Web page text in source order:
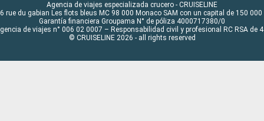
Agencia de viajes especializada crucero - CRUISELINE
rue du gabian Les flots bleus MC 98 000 Monaco SAM con un capital de 150 000
Garantía financiera Groupama N° de póliza 4000717380/0
de viajes n° 006 02 0007 – Responsabilidad civil y profesional RC RSA de
© CRUISELINE 2026 - all rights reserved